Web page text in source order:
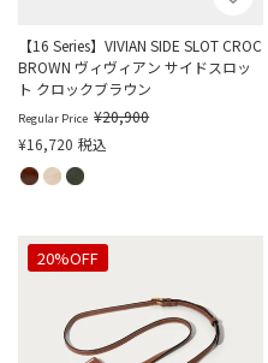
【16 Series】VIVIAN SIDE SLOT CROC
BROWN ヴィヴィアン サイドスロッ
ト クロックブラウン
Regular Price ¥20,900
¥16,720 税込
20%OFF